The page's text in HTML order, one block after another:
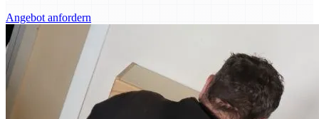
Angebot anfordern